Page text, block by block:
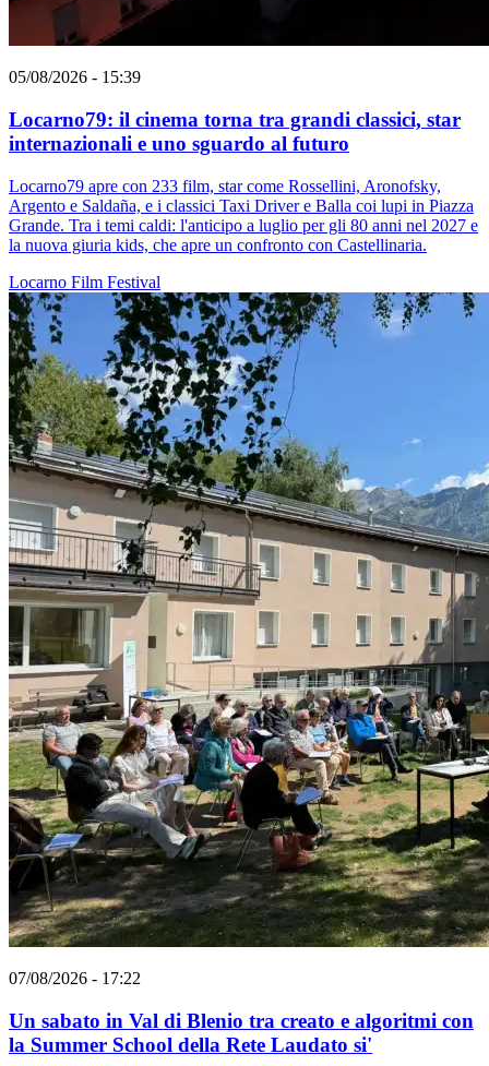
05/08/2026 - 15:39
Locarno79: il cinema torna tra grandi classici, star
internazionali e uno sguardo al futuro
Locarno79 apre con 233 film, star come Rossellini, Aronofsky,
Argento e Saldaña, e i classici Taxi Driver e Balla coi lupi in Piazza
Grande. Tra i temi caldi: l'anticipo a luglio per gli 80 anni nel 2027 e
la nuova giuria kids, che apre un confronto con Castellinaria.
Locarno Film Festival
07/08/2026 - 17:22
Un sabato in Val di Blenio tra creato e algoritmi con
la Summer School della Rete Laudato si'